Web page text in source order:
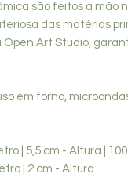
são feitos a mão
das matérias
Open Art Studio,
em forno,
| 5,5 cm - Altura | 100
| 2 cm - Altura